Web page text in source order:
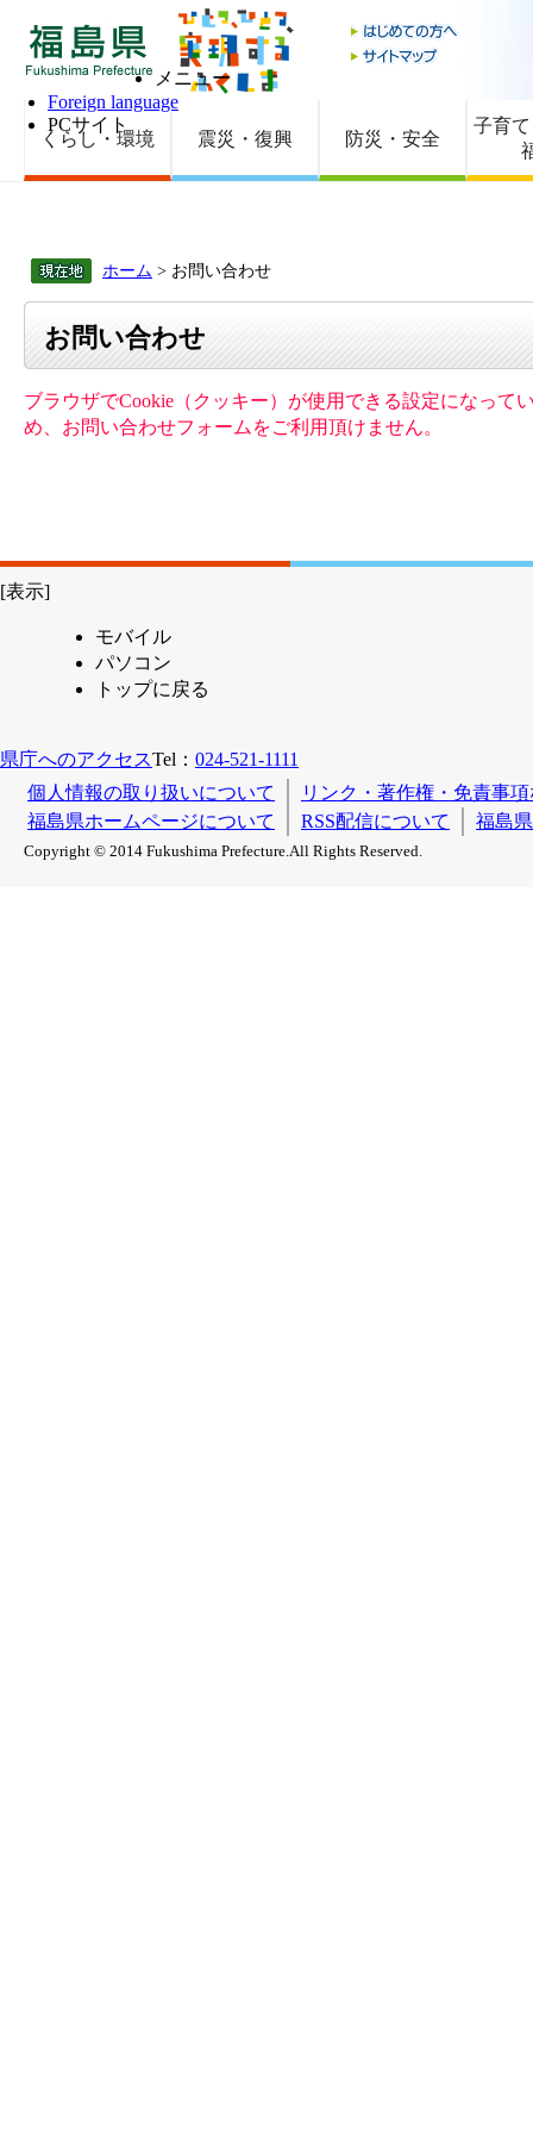
福島県
メニュー
Foreign language
PCサイト
くらし・環境 震災・復興 防災・安全
子育
ホーム > お問い合わせ
お問い合わせ
ブラウザでCookie（クッキー）が使用できる設定になって
め、お問い合わせフォームをご利用頂けません。
[表示]
モバイル
パソコン
トップに戻る
県庁へのアクセスTel： 024-521-1111
個人情報の取り扱いについて
リンク・著作権・免責事
福島県ホームページについて
RSS配信について 福島
Copyright © 2014 Fukushima Prefecture.All Rights Reserved.